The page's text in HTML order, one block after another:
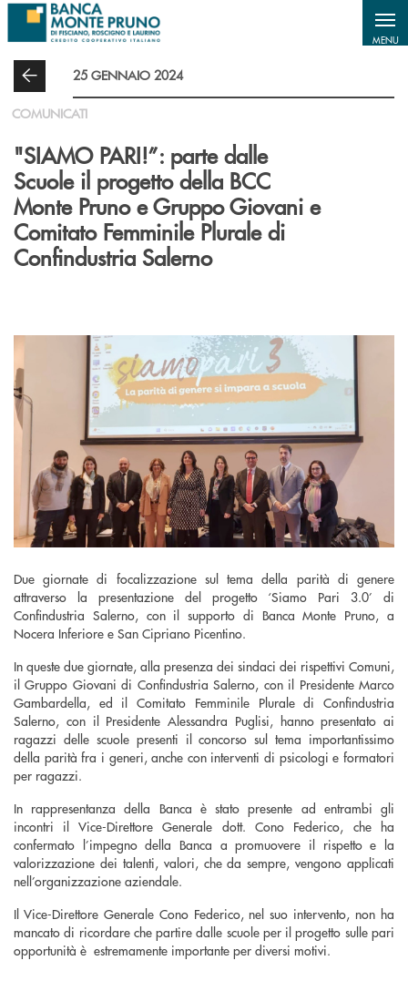
Salta al contenuto principale
MENU
25 GENNAIO 2024
COMUNICATI
"SIAMO PARI!”: parte dalle
Scuole il progetto della BCC
Monte Pruno e Gruppo Giovani e
Comitato Femminile Plurale di
Confindustria Salerno
Due giornate di focalizzazione sul tema della parità di genere
attraverso la presentazione del progetto ‘Siamo Pari 3.0’ di
Confindustria Salerno, con il supporto di Banca Monte Pruno, a
Nocera Inferiore e San Cipriano Picentino.
In queste due giornate, alla presenza dei sindaci dei rispettivi Comuni,
il Gruppo Giovani di Confindustria Salerno, con il Presidente Marco
Gambardella, ed il Comitato Femminile Plurale di Confindustria
Salerno, con il Presidente Alessandra Puglisi, hanno presentato ai
ragazzi delle scuole presenti il concorso sul tema importantissimo
della parità fra i generi, anche con interventi di psicologi e formatori
per ragazzi.
In rappresentanza della Banca è stato presente ad entrambi gli
incontri il Vice-Direttore Generale dott. Cono Federico, che ha
confermato l’impegno della Banca a promuovere il rispetto e la
valorizzazione dei talenti, valori, che da sempre, vengono applicati
nell’organizzazione aziendale.
Il Vice-Direttore Generale Cono Federico, nel suo intervento, non ha
mancato di ricordare che partire dalle scuole per il progetto sulle pari
opportunità è estremamente importante per diversi motivi.